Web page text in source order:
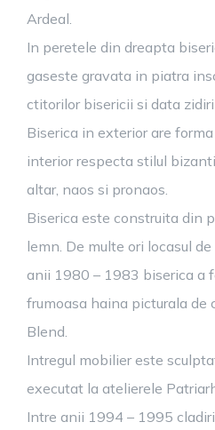
Ardeal.
In peretele din dreapta
gaseste gravata in piatra
ctitorilor bisericii si data
Biserica in exterior are
interior respecta stilul
altar, naos si pronaos.
Biserica este construita din
lemn. De multe ori locasul
anii 1980 – 1983 biserica a
frumoasa haina picturala de
Blend.
Intregul mobilier este
executat la atelierele
Intre anii 1994 – 1995